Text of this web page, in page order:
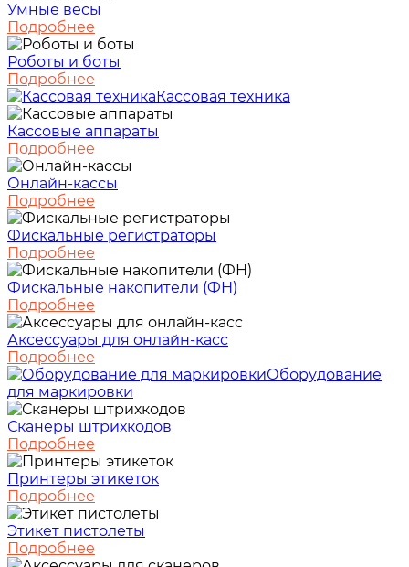
Умные весы
Подробнее
Роботы и боты
Подробнее
Кассовая техника
Кассовые аппараты
Подробнее
Онлайн-кассы
Подробнее
Фискальные регистраторы
Подробнее
Фискальные накопители (ФН)
Подробнее
Аксессуары для онлайн-касс
Подробнее
Оборудование
для маркировки
Сканеры штрихкодов
Подробнее
Принтеры этикеток
Подробнее
Этикет пистолеты
Подробнее